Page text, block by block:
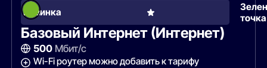
Новинка
точка
Базовый Интернет (Интернет)
500Мбит/с
Wi-Fi роутер можно добавить к тарифу